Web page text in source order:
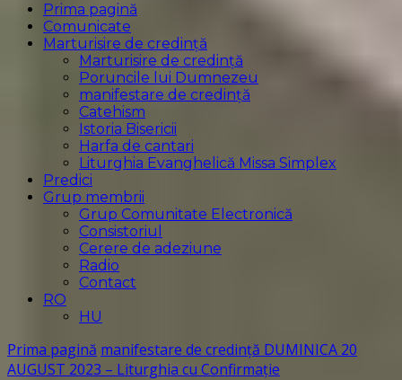
Prima pagină
Comunicate
Marturisire de credință
Marturisire de credință
Poruncile lui Dumnezeu
manifestare de credință
Catehism
Istoria Bisericii
Harfa de cantari
Liturghia Evanghelică Missa Simplex
Predici
Grup membrii
Grup Comunitate Electronică
Consistoriul
Cerere de adeziune
Radio
Contact
RO
HU
Prima pagină manifestare de credință DUMINICA 20
AUGUST 2023 – Liturghia cu Confirmație